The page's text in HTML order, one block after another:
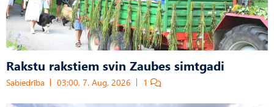
Rakstu rakstiem svin Zaubes simtgadi
Sabiedrība 03:00, 7. Aug, 2026 1